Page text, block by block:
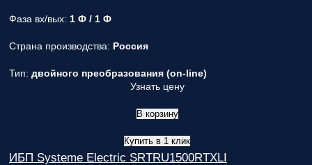
Фаза вх/вых: 1 Ф / 1 Ф
Страна производства: Россия
Тип: двойного преобразования (on-line)
Узнать цену
В корзину
Купить в 1 клик
ИБП Systeme Electric SRTRU1500RTXLI